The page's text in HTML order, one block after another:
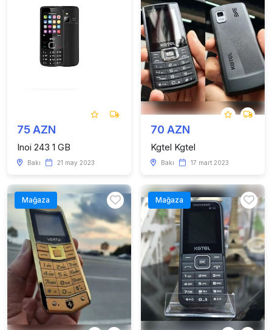
75 AZN
Inoi 243 1 GB
Bakı 21 may 2023
70 AZN
Kgtel Kgtel
Bakı 17 mart 2023
Mağaza Mağaza